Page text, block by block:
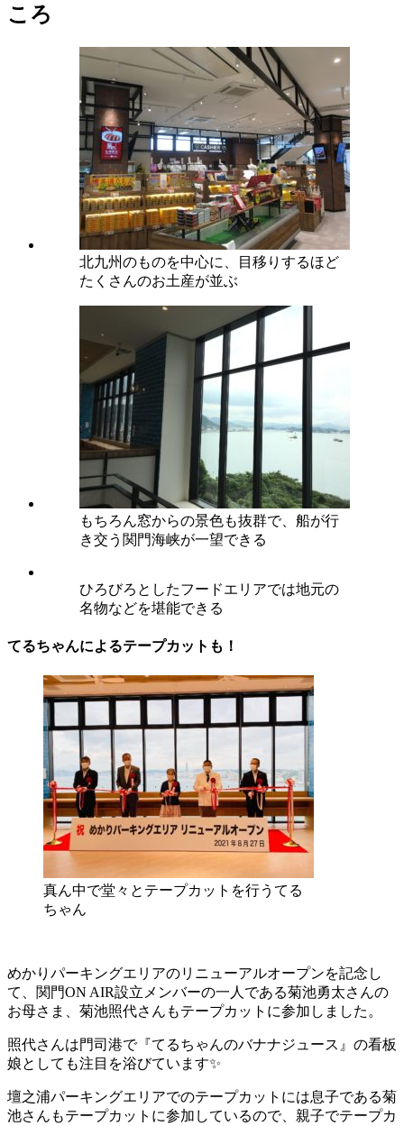
ころ
北九州のものを中心に、目移りするほど
たくさんのお土産が並ぶ
もちろん窓からの景色も抜群で、船が行
き交う関門海峡が一望できる
ひろびろとしたフードエリアでは地元の
名物などを堪能できる
てるちゃんによるテープカットも！
真ん中で堂々とテープカットを行うてる
ちゃん
めかりパーキングエリアのリニューアルオープンを記念し
て、関門ON AIR設立メンバーの一人である菊池勇太さんの
お母さま、菊池照代さんもテープカットに参加しました。
照代さんは門司港で『てるちゃんのバナナジュース』の看板
娘としても注目を浴びています✨
壇之浦パーキングエリアでのテープカットには息子である菊
池さんもテープカットに参加しているので、親子でテープカ